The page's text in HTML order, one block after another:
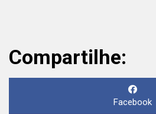
Compartilhe:
Facebook